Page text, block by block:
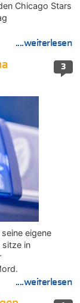
Chicago Stars
....weiterlesen
3
eigene
in
....weiterlesen